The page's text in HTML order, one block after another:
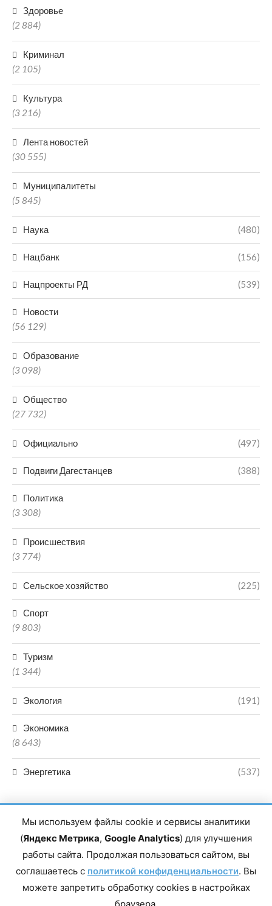
Здоровье
(2 884)
Криминал
(2 105)
Культура
(3 216)
Лента новостей
(30 555)
Муниципалитеты
(5 845)
Наука (480)
Нацбанк (156)
Нацпроекты РД (539)
Новости
(56 129)
Образование
(3 098)
Общество
(27 732)
Официально (497)
Подвиги Дагестанцев (388)
Политика
(3 308)
Происшествия
(3 774)
Сельское хозяйство (225)
Спорт
(9 803)
Туризм
(1 344)
Экология (191)
Экономика
(8 643)
Энергетика (537)
Главный редактор сетевого издания Магомаев Тимур Нухович.
Контакты редакции: 8(988)-292-94-34 Почта: vestiskfo@gmail.com По
Республика Дагестан, г. Махачкала, пр-т Насрутдинова, д. 1а. Все
права защищены. Копирование и использование полных материалов
Мы используем файлы cookie и сервисы аналитики
(Яндекс Метрика, Google Analytics) для улучшения
работы сайта. Продолжая пользоваться сайтом, вы
соглашаетесь с политикой конфиденциальности. Вы
можете запретить обработку cookies в настройках